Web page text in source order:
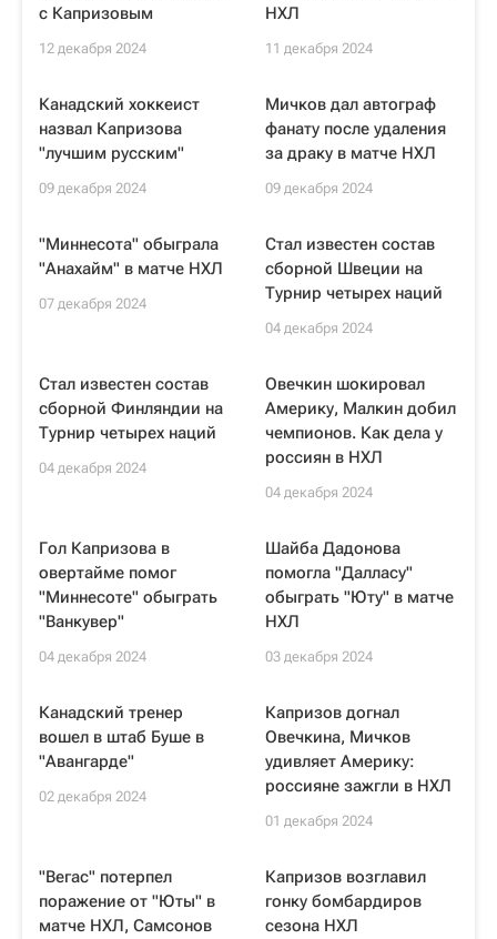
с Капризовым
12 декабря 2024
НХЛ
11 декабря 2024
Канадский хоккеист
назвал Капризова
"лучшим русским"
09 декабря 2024
Мичков дал автограф
фанату после удаления
за драку в матче НХЛ
09 декабря 2024
"Миннесота" обыграла
"Анахайм" в матче НХЛ
07 декабря 2024
Стал известен состав
сборной Швеции на
Турнир четырех наций
04 декабря 2024
Стал известен состав
сборной Финляндии на
Турнир четырех наций
04 декабря 2024
Овечкин шокировал
Америку, Малкин добил
чемпионов. Как дела у
россиян в НХЛ
04 декабря 2024
Гол Капризова в
овертайме помог
"Миннесоте" обыграть
"Ванкувер"
04 декабря 2024
Шайба Дадонова
помогла "Далласу"
обыграть "Юту" в матче
НХЛ
03 декабря 2024
Канадский тренер
вошел в штаб Буше в
"Авангарде"
02 декабря 2024
Капризов догнал
Овечкина, Мичков
удивляет Америку:
россияне зажгли в НХЛ
01 декабря 2024
"Вегас" потерпел
поражение от "Юты" в
матче НХЛ, Самсонов
Капризов возглавил
гонку бомбардиров
сезона НХЛ